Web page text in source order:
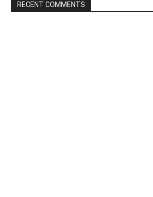
RECENT COMMENTS